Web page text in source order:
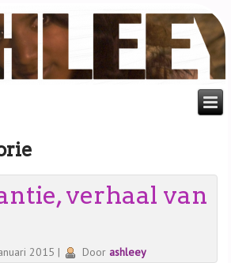
verhaal van
2015 | Door ashleey